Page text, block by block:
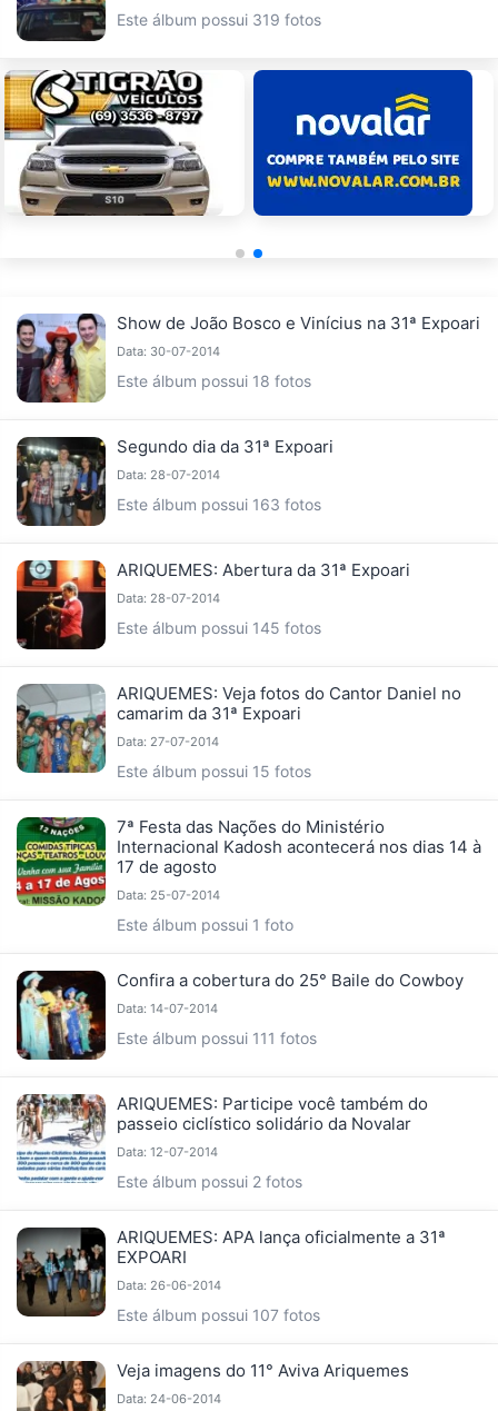
Este álbum possui 319 fotos
Show de João Bosco e Vinícius na 31ª Expoari
Data: 30-07-2014
Este álbum possui 18 fotos
Segundo dia da 31ª Expoari
Data: 28-07-2014
Este álbum possui 163 fotos
ARIQUEMES: Abertura da 31ª Expoari
Data: 28-07-2014
Este álbum possui 145 fotos
ARIQUEMES: Veja fotos do Cantor Daniel no
camarim da 31ª Expoari
Data: 27-07-2014
Este álbum possui 15 fotos
7ª Festa das Nações do Ministério
Internacional Kadosh acontecerá nos dias 14 à
17 de agosto
Data: 25-07-2014
Este álbum possui 1 foto
Confira a cobertura do 25° Baile do Cowboy
Data: 14-07-2014
Este álbum possui 111 fotos
ARIQUEMES: Participe você também do
passeio ciclístico solidário da Novalar
Data: 12-07-2014
Este álbum possui 2 fotos
ARIQUEMES: APA lança oficialmente a 31ª
EXPOARI
Data: 26-06-2014
Este álbum possui 107 fotos
Veja imagens do 11° Aviva Ariquemes
Data: 24-06-2014